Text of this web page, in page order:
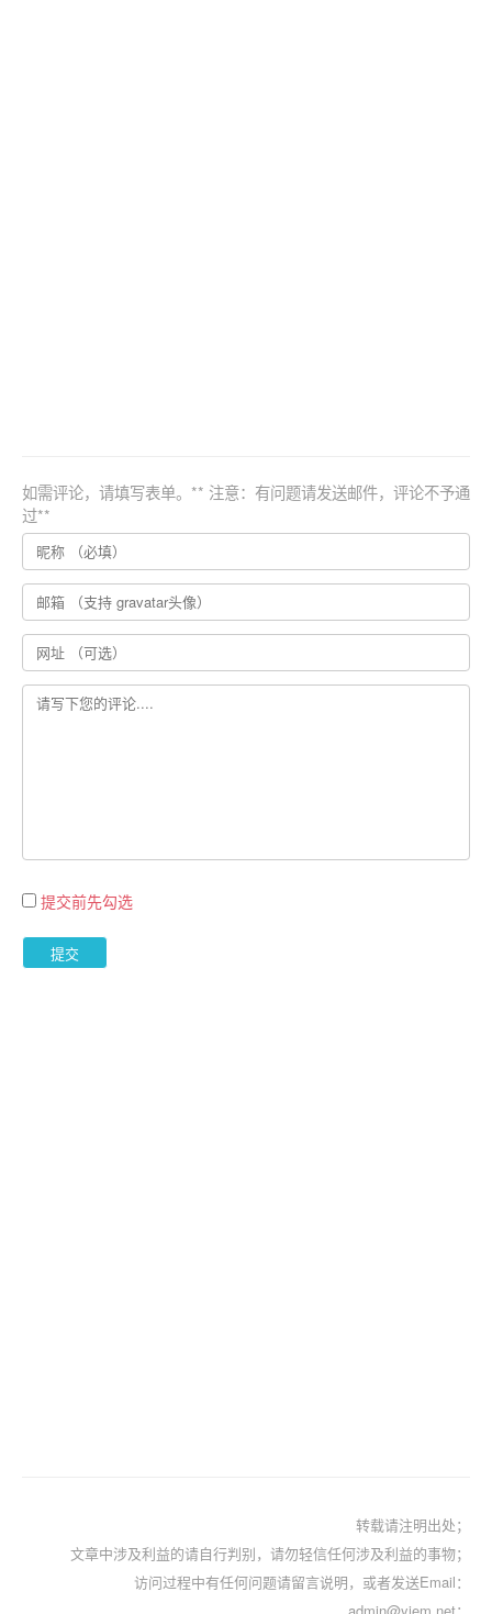
如需评论，请填写表单。** 注意：有问题请发送邮件，评论不予通
过**
提交前先勾选
提交
转载请注明出处；
文章中涉及利益的请自行判别，请勿轻信任何涉及利益的事物；
访问过程中有任何问题请留言说明，或者发送Email：